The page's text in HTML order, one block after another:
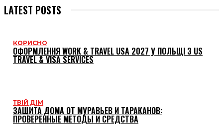
LATEST POSTS
КОРИСНО
ОФОРМЛЕННЯ WORK & TRAVEL USA 2027 У ПОЛЬЩІ З US
TRAVEL & VISA SERVICES
ТВІЙ ДІМ
ЗАЩИТА ДОМА ОТ МУРАВЬЕВ И ТАРАКАНОВ:
ПРОВЕРЕННЫЕ МЕТОДЫ И СРЕДСТВА